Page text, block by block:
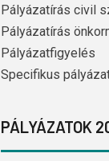
Pályázatírás civil
Pályázatírás
Pályázatfigyelés
Specifikus
PÁLYÁZATOK